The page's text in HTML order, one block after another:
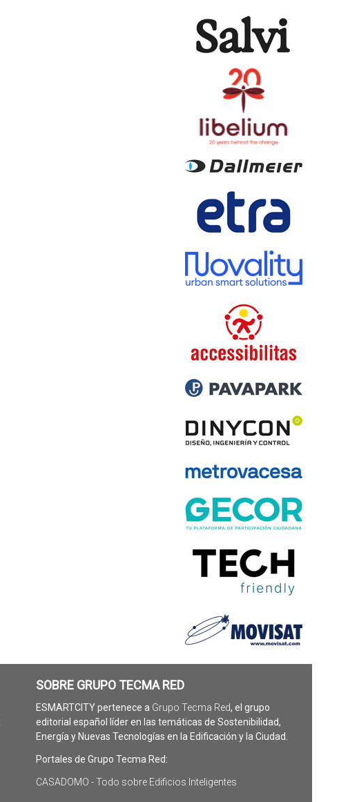
SOBRE GRUPO TECMA RED
ESMARTCITY pertenece a Grupo Tecma Red, el grupo
editorial español líder en las temáticas de Sostenibilidad,
Energía y Nuevas Tecnologías en la Edificación y la Ciudad.
Portales de Grupo Tecma Red:
CASADOMO - Todo sobre Edificios Inteligentes